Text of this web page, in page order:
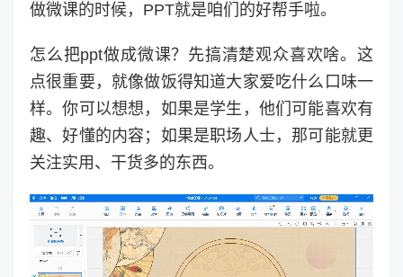
做微课的时候，PPT就是咱们的好帮手啦。
怎么把ppt做成微课？先搞清楚观众喜欢啥。这
点很重要，就像做饭得知道大家爱吃什么口味一
样。你可以想想，如果是学生，他们可能喜欢有
趣、好懂的内容；如果是职场人士，那可能就更
关注实用、干货多的东西。